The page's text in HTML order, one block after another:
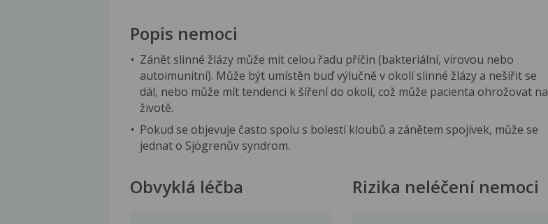
Popis nemoci
Zánět slinné žlázy může mít celou řadu příčin (bakteriální, virovou nebo
autoimunitní). Může být umístěn buď výlučně v okolí slinné žlázy a nešířit se
dál, nebo může mít tendenci k šíření do okolí, což může pacienta ohrožovat na
životě.
Pokud se objevuje často spolu s bolestí kloubů a zánětem spojivek, může se
jednat o Sjögrenův syndrom.
Obvyklá léčba Rizika neléčení nemoci